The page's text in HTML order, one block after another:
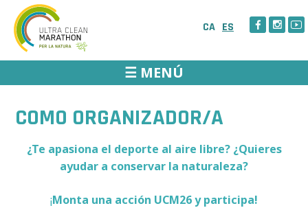
Skip
content
CA ES
☰ MENÚ
COMO ORGANIZADOR/A
¿Te apasiona el deporte al aire libre? ¿Quieres
ayudar a conservar la naturaleza?
¡Monta una acción UCM26 y participa!